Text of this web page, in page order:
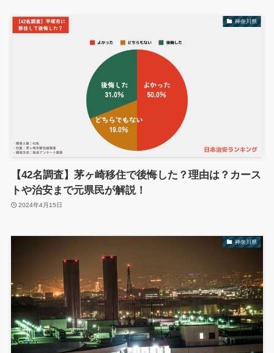
神奈川県
【42名調査】茅ヶ崎移住で後悔した？理由は？カース
トや治安まで元県民が解説！
2024年4月15日
神奈川県